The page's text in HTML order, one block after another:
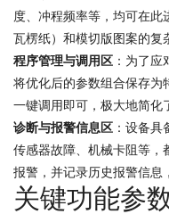
度、冲程频率等，均可在此
瓦楞纸）和模切版图案的复
程序管理与调用区 ：为了
将优化后的参数组合保存为
一键调用即可，极大地简化
诊断与报警信息区 ：设备具
传感器故障、机械卡阻等，
报警，并记录历史报警信息
关键功能参